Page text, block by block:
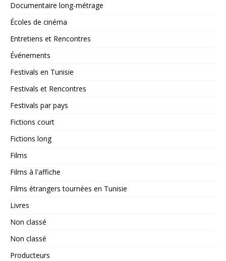
Documentaire long-métrage
Écoles de cinéma
Entretiens et Rencontres
Événements
Festivals en Tunisie
Festivals et Rencontres
Festivals par pays
Fictions court
Fictions long
Films
Films à l'affiche
Films étrangers tournées en Tunisie
Livres
Non classé
Non classé
Producteurs